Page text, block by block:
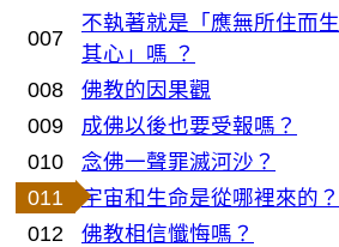
007
不執著就是「應無所住而生
其心」嗎 ？
008 佛教的因果觀
009
成佛以後也要受報嗎？
010
念佛一聲罪滅河沙？
011
宇宙和生命是從哪裡來的？
012
佛教相信懺悔嗎？